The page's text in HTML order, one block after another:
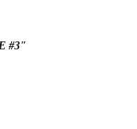
#3"